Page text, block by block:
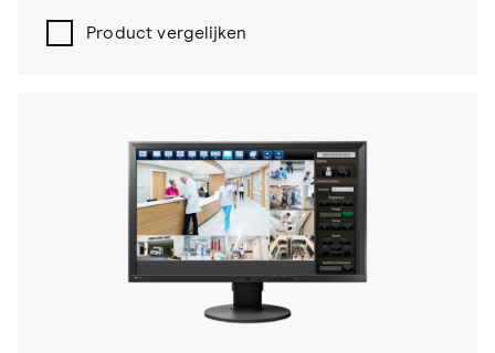
Product vergelijken